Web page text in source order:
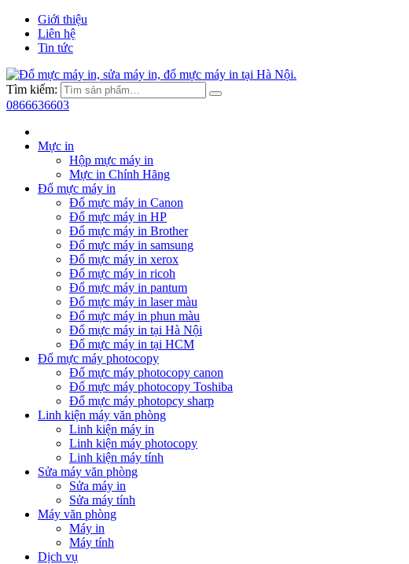
Giới thiệu
Liên hệ
Tin tức
Tìm kiếm:
0866636603
Mực in
Hộp mực máy in
Mực in Chính Hãng
Đổ mực máy in
Đổ mực máy in Canon
Đổ mực máy in HP
Đổ mực máy in Brother
Đổ mực máy in samsung
Đổ mực máy in xerox
Đổ mực máy in ricoh
Đổ mực máy in pantum
Đổ mực máy in laser màu
Đổ mực máy in phun màu
Đổ mực máy in tại Hà Nội
Đổ mực máy in tại HCM
Đổ mực máy photocopy
Đổ mực máy photocopy canon
Đổ mực máy photocopy Toshiba
Đổ mực máy photopcy sharp
Linh kiện máy văn phòng
Linh kiện máy in
Linh kiện máy photocopy
Linh kiện máy tính
Sửa máy văn phòng
Sửa máy in
Sửa máy tính
Máy văn phòng
Máy in
Máy tính
Dịch vụ